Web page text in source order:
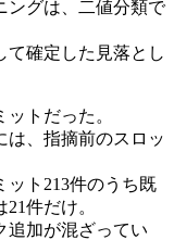
ングは、二値分類で
て確定した見落とし
トだった。
は、指摘前のスロッ
ット213件のうち既
件だけ。
追加が混ざってい